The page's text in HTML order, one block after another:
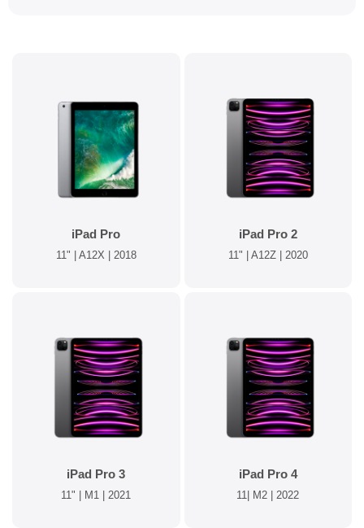
iPad Pro
11" | A12X | 2018
iPad Pro 2
11" | A12Z | 2020
iPad Pro 3
11" | M1 | 2021
iPad Pro 4
11| M2 | 2022